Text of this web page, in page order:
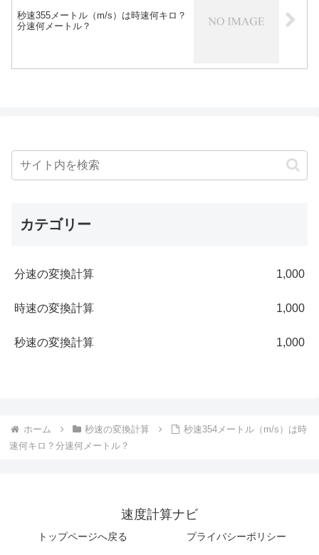
秒速355メートル（m/s）は時速何キロ？
分速何メートル？
カテゴリー
分速の変換計算 1,000
時速の変換計算 1,000
秒速の変換計算 1,000
ホーム 秒速の変換計算
秒速354メートル（m/s）は時
速何キロ？分速何メートル？
速度計算ナビ
トップページへ戻る プライバシーポリシー